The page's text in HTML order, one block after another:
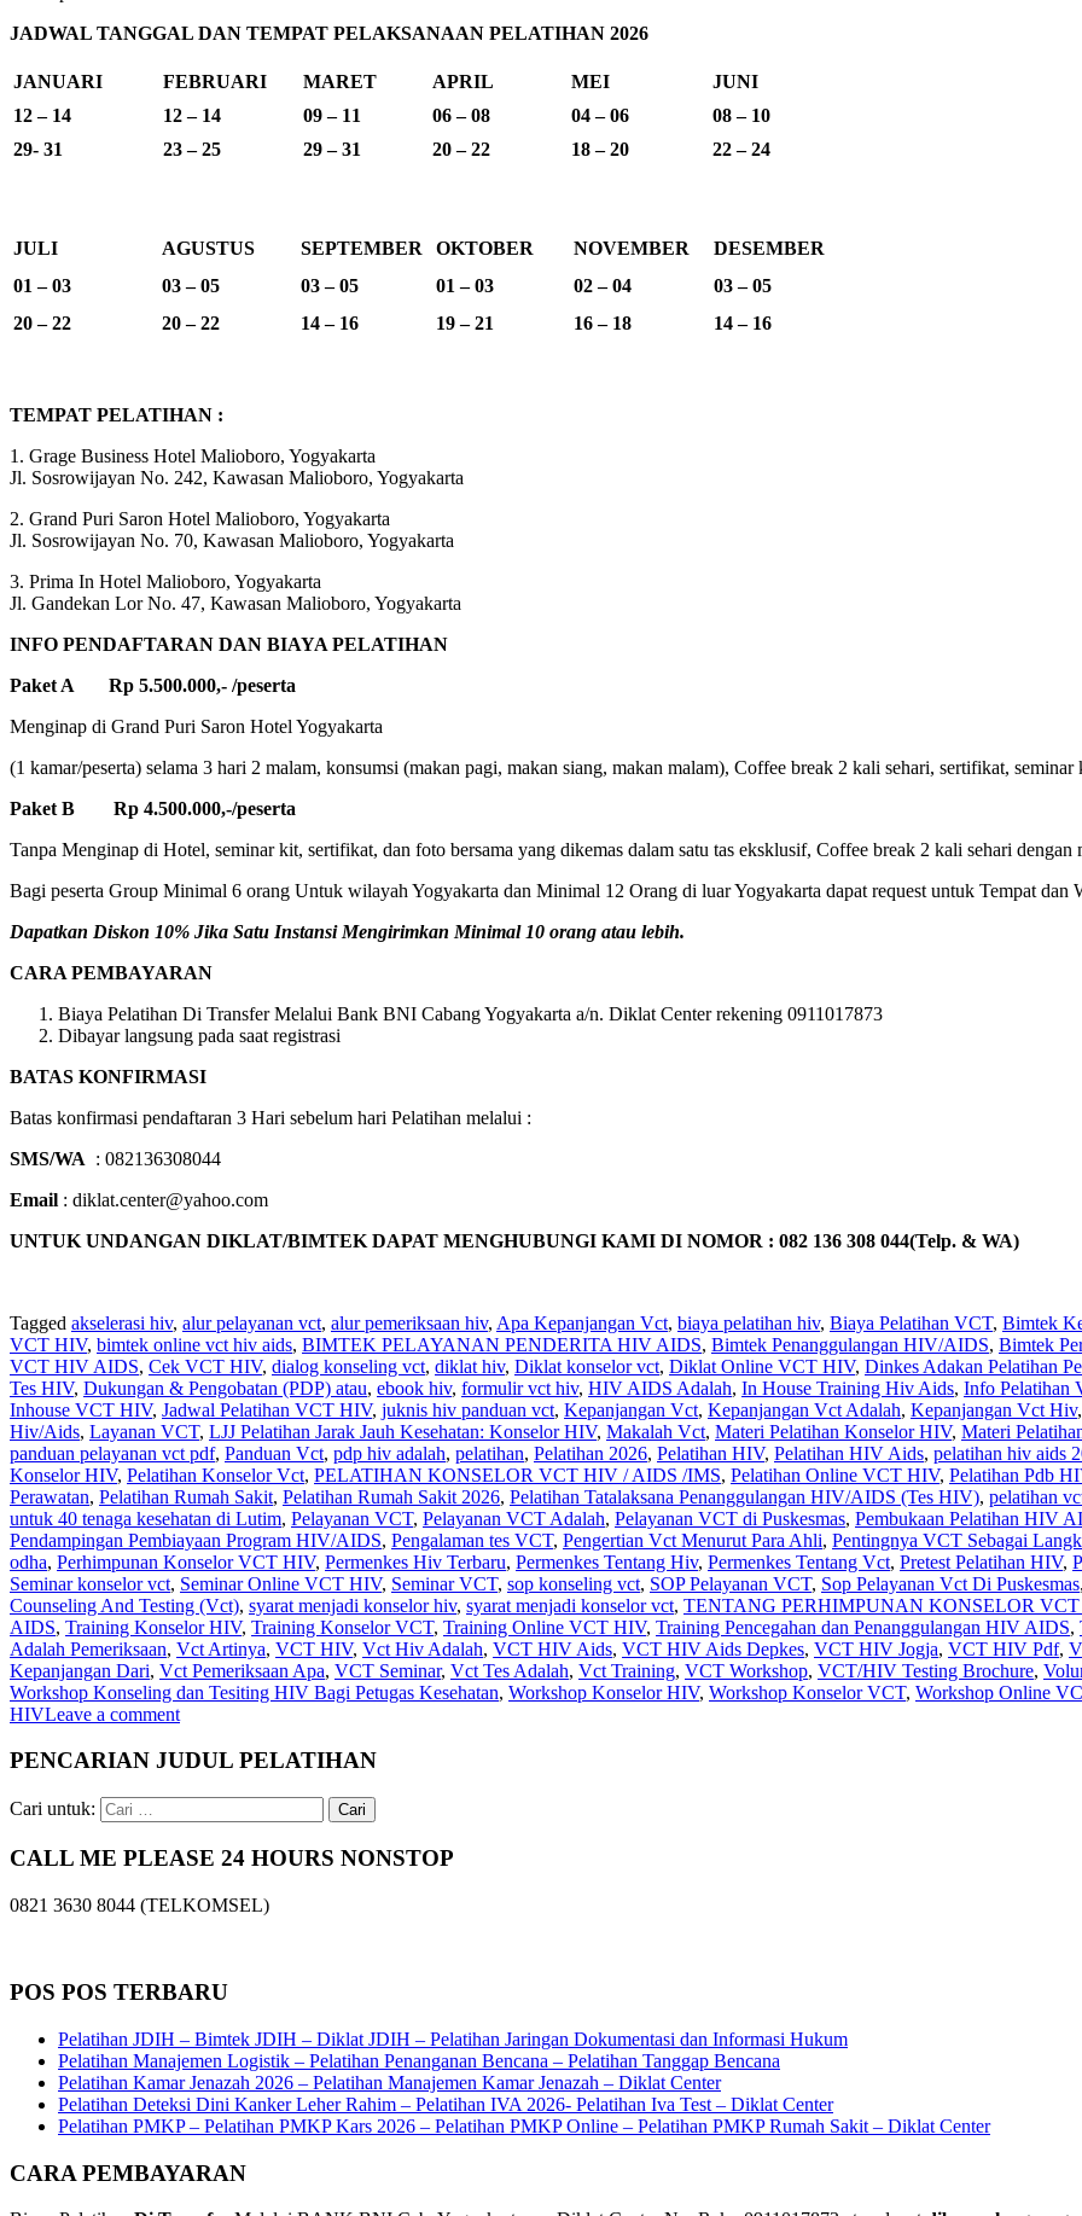
JADWAL TANGGAL DAN TEMPAT PELAKSANAAN PELATIHAN 2026
JANUARI FEBRUARI MARET APRIL MEI
JUNI
12 – 14
12 – 14 09 – 11 06 – 08 04 – 06
08 – 10
29- 31
23 – 25 29 – 31 20 – 22 18 – 20 22 – 24
JULI AGUSTUS SEPTEMBER OKTOBER NOVEMBER
DESEMBER
01 – 03
03 – 05 03 – 05 01 – 03 02 – 04
03 – 05
20 – 22
20 – 22 14 – 16 19 – 21 16 – 18 14 – 16
TEMPAT PELATIHAN :
1. Grage Business Hotel Malioboro, Yogyakarta
Jl. Sosrowijayan No. 242, Kawasan Malioboro, Yogyakarta
2. Grand Puri Saron Hotel Malioboro, Yogyakarta
Jl. Sosrowijayan No. 70, Kawasan Malioboro, Yogyakarta
3. Prima In Hotel Malioboro, Yogyakarta
Jl. Gandekan Lor No. 47, Kawasan Malioboro, Yogyakarta
INFO PENDAFTARAN DAN BIAYA PELATIHAN
Paket A Rp 5.500.000,- /peserta
Menginap di Grand Puri Saron Hotel Yogyakarta
(1 kamar/peserta) selama 3 hari 2 malam, konsumsi (makan pagi, makan siang, makan malam), Coffee break 2 kali sehari, sertifikat,
Paket B Rp 4.500.000,-/peserta
Tanpa Menginap di Hotel, seminar kit, sertifikat, dan foto bersama yang dikemas dalam satu tas eksklusif, Coffee break 2 kali sehari dengan
Bagi peserta Group Minimal 6 orang Untuk wilayah Yogyakarta dan Minimal 12 Orang di luar Yogyakarta dapat request untuk Tempat dan
Dapatkan Diskon 10% Jika Satu Instansi Mengirimkan Minimal 10 orang atau lebih.
CARA PEMBAYARAN
Biaya Pelatihan Di Transfer Melalui Bank BNI Cabang Yogyakarta a/n. Diklat Center rekening 0911017873
Dibayar langsung pada saat registrasi
BATAS KONFIRMASI
Batas konfirmasi pendaftaran 3 Hari sebelum hari Pelatihan melalui :
SMS/WA : 082136308044
Email : diklat.center@yahoo.com
UNTUK UNDANGAN DIKLAT/BIMTEK DAPAT MENGHUBUNGI KAMI DI NOMOR : 082 136 308 044(Telp. & WA)
Tagged akselerasi hiv, alur pelayanan vct, alur pemeriksaan hiv, Apa Kepanjangan Vct, biaya pelatihan hiv, Biaya Pelatihan VCT, Bimtek
VCT HIV, bimtek online vct hiv aids, BIMTEK PELAYANAN PENDERITA HIV AIDS, Bimtek Penanggulangan HIV/AIDS, Bimtek
VCT HIV AIDS, Cek VCT HIV, dialog konseling vct, diklat hiv, Diklat konselor vct, Diklat Online VCT HIV, Dinkes Adakan Pelatihan
Tes HIV, Dukungan & Pengobatan (PDP) atau, ebook hiv, formulir vct hiv, HIV AIDS Adalah, In House Training Hiv Aids, Info
Inhouse VCT HIV, Jadwal Pelatihan VCT HIV, juknis hiv panduan vct, Kepanjangan Vct, Kepanjangan Vct Adalah, Kepanjangan Vct Hiv,
Hiv/Aids, Layanan VCT, LJJ Pelatihan Jarak Jauh Kesehatan: Konselor HIV, Makalah Vct, Materi Pelatihan Konselor HIV, Materi
panduan pelayanan vct pdf, Panduan Vct, pdp hiv adalah, pelatihan, Pelatihan 2026, Pelatihan HIV, Pelatihan HIV Aids, pelatihan hiv aids
Konselor HIV, Pelatihan Konselor Vct, PELATIHAN KONSELOR VCT HIV / AIDS /IMS, Pelatihan Online VCT HIV, Pelatihan Pdb
Perawatan, Pelatihan Rumah Sakit‎, Pelatihan Rumah Sakit 2026, Pelatihan Tatalaksana Penanggulangan HIV/AIDS (Tes HIV), pelatihan
untuk 40 tenaga kesehatan di Lutim, Pelayanan VCT, Pelayanan VCT Adalah, Pelayanan VCT di Puskesmas, Pembukaan Pelatihan HIV
Pendampingan Pembiayaan Program HIV/AIDS, Pengalaman tes VCT, Pengertian Vct Menurut Para Ahli, Pentingnya VCT Sebagai
odha, Perhimpunan Konselor VCT HIV, Permenkes Hiv Terbaru, Permenkes Tentang Hiv, Permenkes Tentang Vct, Pretest Pelatihan HIV,
Seminar konselor vct, Seminar Online VCT HIV, Seminar VCT, sop konseling vct, SOP Pelayanan VCT, Sop Pelayanan Vct Di Puskesmas,
Counseling And Testing (Vct), syarat menjadi konselor hiv, syarat menjadi konselor vct, TENTANG PERHIMPUNAN KONSELOR
AIDS, Training Konselor HIV, Training Konselor VCT, Training Online VCT HIV, Training Pencegahan dan Penanggulangan HIV AIDS,
Adalah Pemeriksaan, Vct Artinya, VCT HIV, Vct Hiv Adalah, VCT HIV Aids, VCT HIV Aids Depkes, VCT HIV Jogja, VCT HIV Pdf,
Kepanjangan Dari, Vct Pemeriksaan Apa, VCT Seminar, Vct Tes Adalah, Vct Training, VCT Workshop, VCT/HIV Testing Brochure,
Workshop Konseling dan Tesiting HIV Bagi Petugas Kesehatan, Workshop Konselor HIV, Workshop Konselor VCT, Workshop Online
HIVLeave a comment
PENCARIAN JUDUL PELATIHAN
Cari untuk:
CALL ME PLEASE 24 HOURS NONSTOP
0821 3630 8044 (TELKOMSEL)
POS POS TERBARU
Pelatihan JDIH – Bimtek JDIH – Diklat JDIH – Pelatihan Jaringan Dokumentasi dan Informasi Hukum
Pelatihan Manajemen Logistik – Pelatihan Penanganan Bencana – Pelatihan Tanggap Bencana
Pelatihan Kamar Jenazah 2026 – Pelatihan Manajemen Kamar Jenazah – Diklat Center
Pelatihan Deteksi Dini Kanker Leher Rahim – Pelatihan IVA 2026- Pelatihan Iva Test – Diklat Center
Pelatihan PMKP – Pelatihan PMKP Kars 2026 – Pelatihan PMKP Online – Pelatihan PMKP Rumah Sakit – Diklat Center
CARA PEMBAYARAN